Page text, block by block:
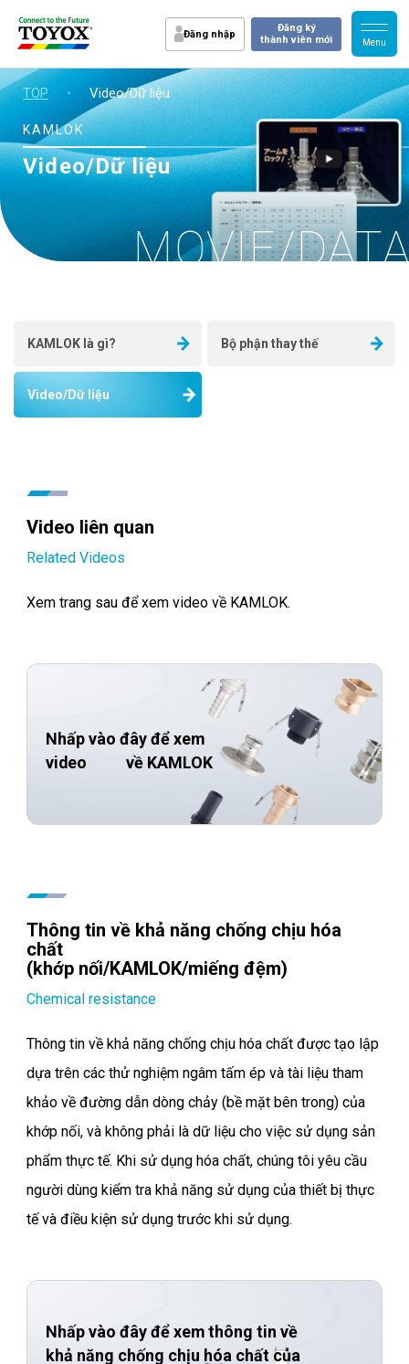
Đăng nhập
Đăng ký
thành viên mới
TOP ・ Video/Dữ liệu
KAMLOK
Video/Dữ liệu
MOVIE/
KAMLOK là gì? Bộ phận thay thế
Video/Dữ liệu
Video liên quan
Related Videos
Xem trang sau để xem video về KAMLOK.
Nhấp vào đây để xem
video
về KAMLOK
Thông tin về khả năng chống chịu hóa
chất
(khớp nối/KAMLOK/miếng đệm)
Chemical resistance
Thông tin về khả năng chống chịu hóa chất được tạo lập
dựa trên các thử nghiệm ngâm tấm ép và tài liệu tham
khảo về đường dẫn dòng chảy (bề mặt bên trong) của
khớp nối, và không phải là dữ liệu cho việc sử dụng sản
phẩm thực tế. Khi sử dụng hóa chất, chúng tôi yêu cầu
người dùng kiểm tra khả năng sử dụng của thiết bị thực
tế và điều kiện sử dụng trước khi sử dụng.
Nhấp vào đây để xem thông tin về
khả năng chống chịu hóa chất của